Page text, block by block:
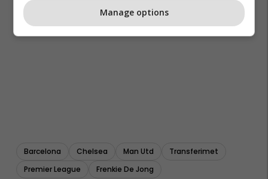
Barcelona Chelsea Man Utd
Transferimet
Premier League
Frenkie De Jong
Manage options